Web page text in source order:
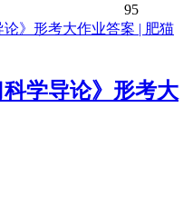
95
学导论》形考大